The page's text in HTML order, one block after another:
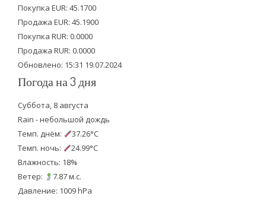
e
r
o
o
k
b
e
Покупка EUR: 45.1700
Продажа EUR: 45.1900
Покупка RUR: 0.0000
Продажа RUR: 0.0000
Обновлено: 15:31 19.07.2024
Погода на 3 дня
Суббота, 8 августа
Rain - небольшой дождь
Темп. днём:
37.26°C
Темп. ночь:
24.99°C
Влажность: 18%
Ветер:
7.87 м.с.
Давление: 1009 hPa